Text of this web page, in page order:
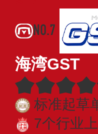
NO.7
海湾GST
标准起草
7个行业